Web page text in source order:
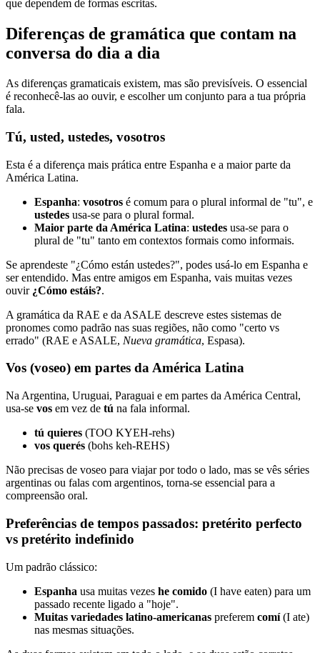
que dependem de formas escritas.
Diferenças de gramática que contam na
conversa do dia a dia
As diferenças gramaticais existem, mas são previsíveis. O essencial
é reconhecê-las ao ouvir, e escolher um conjunto para a tua própria
fala.
Tú, usted, ustedes, vosotros
Esta é a diferença mais prática entre Espanha e a maior parte da
América Latina.
Espanha: vosotros é comum para o plural informal de "tu", e
ustedes usa-se para o plural formal.
Maior parte da América Latina: ustedes usa-se para o
plural de "tu" tanto em contextos formais como informais.
Se aprendeste "¿Cómo están ustedes?", podes usá-lo em Espanha e
ser entendido. Mas entre amigos em Espanha, vais muitas vezes
ouvir ¿Cómo estáis?.
A gramática da RAE e da ASALE descreve estes sistemas de
pronomes como padrão nas suas regiões, não como "certo vs
errado" (RAE e ASALE, Nueva gramática, Espasa).
Vos (voseo) em partes da América Latina
Na Argentina, Uruguai, Paraguai e em partes da América Central,
usa-se vos em vez de tú na fala informal.
tú quieres (TOO KYEH-rehs)
vos querés (bohs keh-REHS)
Não precisas de voseo para viajar por todo o lado, mas se vês séries
argentinas ou falas com argentinos, torna-se essencial para a
compreensão oral.
Preferências de tempos passados: pretérito perfecto
vs pretérito indefinido
Um padrão clássico:
Espanha usa muitas vezes he comido (I have eaten) para um
passado recente ligado a "hoje".
Muitas variedades latino-americanas preferem comí(I ate)
nas mesmas situações.